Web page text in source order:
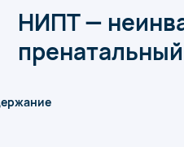
НИПТ —